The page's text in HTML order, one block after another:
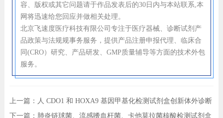
容、版权或其它问题请于作品发表后的30日内与本站联系,本
网将迅速给您回应并做相关处理。
北京飞速度医疗科技有限公司专注于医疗器械、诊断试剂产
品政策与法规规事务服务，提供产品注册申报代理、临床合
同(CRO）研究、产品研发、GMP质量辅导等方面的技术外包
服务。
上一篇： 人 CDO1 和 HOXA9 基因甲基化检测试剂盒创新体外诊断
试剂注册技术审评报告
下一篇： 肺炎链球菌、流感嗜血杆菌、卡他莫拉菌核酸检测试剂盒